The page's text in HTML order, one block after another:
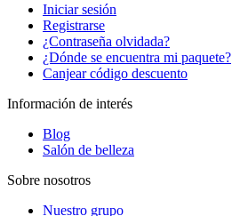
Iniciar sesión
Registrarse
¿Contraseña olvidada?
¿Dónde se encuentra mi paquete?
Canjear código descuento
Información de interés
Blog
Salón de belleza
Sobre nosotros
Nuestro grupo